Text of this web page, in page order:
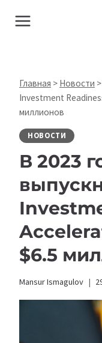
Главная > Новости >
Investment
миллионов
НОВОСТИ
В 2023
$6.5
Mansur Ismagulov